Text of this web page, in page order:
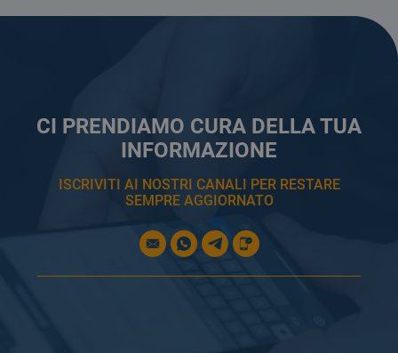
CI PRENDIAMO CURA DELLA TUA
INFORMAZIONE
ISCRIVITI AI NOSTRI CANALI PER RESTARE
SEMPRE AGGIORNATO